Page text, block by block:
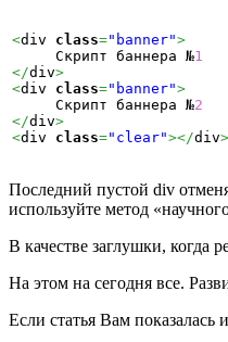
<div class="banner">
     Скрипт баннера №
1
</div>
<div class="banner">
     Скрипт баннера №
2
</div>
<div class="clear"></div>
Последний пустой div
используйте метод
В качестве заглушки, когда
На этом на сегодня все.
Если статья Вам